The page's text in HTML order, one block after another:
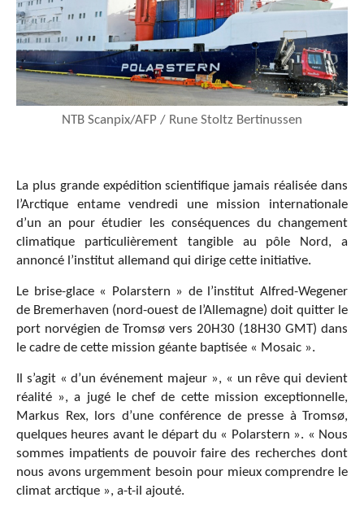
NTB Scanpix/AFP / Rune Stoltz Bertinussen
La plus grande expédition scientifique jamais réalisée dans
l’Arctique entame vendredi une mission internationale
d’un an pour étudier les conséquences du changement
climatique particulièrement tangible au pôle Nord, a
annoncé l’institut allemand qui dirige cette initiative.
Le brise-glace « Polarstern » de l’institut Alfred-Wegener
de Bremerhaven (nord-ouest de l’Allemagne) doit quitter le
port norvégien de Tromsø vers 20H30 (18H30 GMT) dans
le cadre de cette mission géante baptisée « Mosaic ».
Il s’agit « d’un événement majeur », « un rêve qui devient
réalité », a jugé le chef de cette mission exceptionnelle,
Markus Rex, lors d’une conférence de presse à Tromsø,
quelques heures avant le départ du « Polarstern ». « Nous
sommes impatients de pouvoir faire des recherches dont
nous avons urgemment besoin pour mieux comprendre le
climat arctique », a-t-il ajouté.